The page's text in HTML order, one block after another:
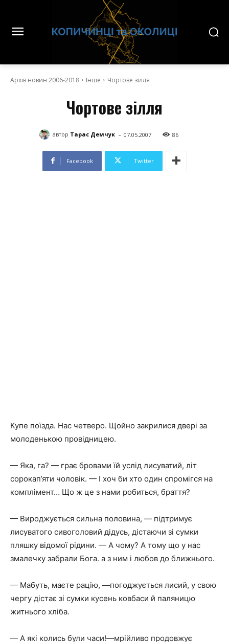
Архів новин 2006-2018 Інше Чортове зілля
Чортове зілля
автор Тарас Демчук - 07.05.2007 86
Facebook Twitter
Купе поїзда. Нас четверо. Щойно закрилися двері за
молоденькою провідницею.
— Яка, га? — грає бровами їй услід лисуватий, літ
сорокап’яти чоловік. — І хоч би хто один спромігся на
комплімент… Що ж це з нами робиться, браття?
— Вироджується сильна половина, — підтримує
лисуватого сивоголовий дідусь, дістаючи зі сумки
пляшку відомої рідини. — А чому? А тому що у нас
змалечку забрали Бога. а з ним і любов до ближнього.
— Мабуть, маєте рацію, —погоджується лисий, у свою
чергу дістає зі сумки кусень ковбаси й паляницю
житнього хліба.
— А які колись були часи!—мрійливо продовжує